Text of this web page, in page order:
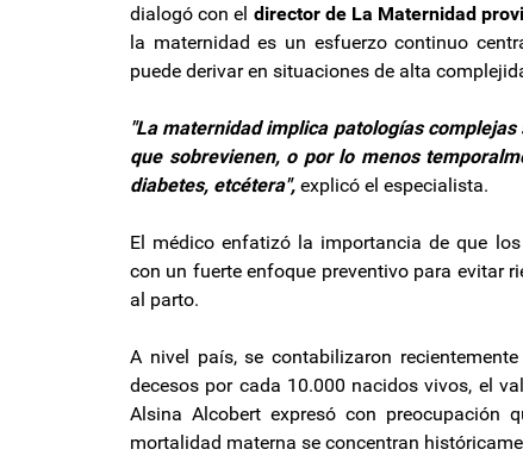
dialogó con el director de La Maternidad
la maternidad es un esfuerzo continuo
puede derivar en situaciones de alta
"La maternidad implica patologías
que sobrevienen, o por lo menos
diabetes, etcétera", explicó el especialista.
El médico enfatizó la importancia de que
con un fuerte enfoque preventivo para evitar
al parto.
A nivel país, se contabilizaron
decesos por cada 10.000 nacidos vivos, el
Alsina Alcobert expresó con
mortalidad materna se concentran